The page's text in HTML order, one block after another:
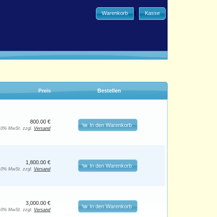
Warenkorb | Kasse
Preis Bestellen
800.00 €
MwSt. zzgl. Versand
In den Warenkorb
1,800.00 €
MwSt. zzgl. Versand
In den Warenkorb
3,000.00 €
MwSt. zzgl. Versand
In den Warenkorb